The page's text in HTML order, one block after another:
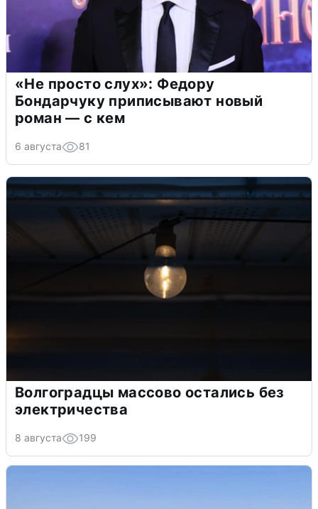
«Не просто слух»: Федору
Бондарчуку приписывают новый
роман — с кем
6 августа 81
Волгоградцы массово остались без
электричества
8 августа 199